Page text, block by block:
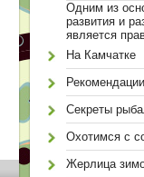
Одним из
развития и
является
На Камчатке
Секреты
Охотимся с
Жерлица